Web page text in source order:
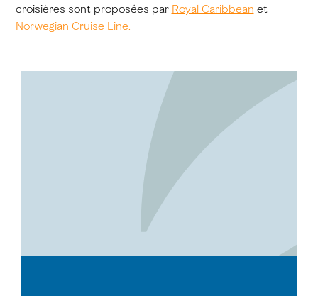
croisières sont proposées par Royal Caribbean et
Norwegian Cruise Line.